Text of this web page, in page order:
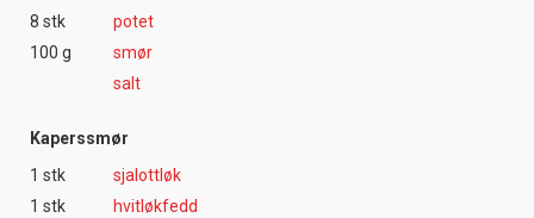
8 stk
potet
100 g
smør
salt
Kaperssmør
1 stk
sjalottløk
1 stk
hvitløkfedd